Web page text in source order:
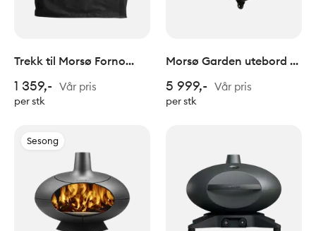
Trekk til Morsø Forno
og Garden bord
1 359,- Vår pris
per stk
Morsø Garden utebord til
5 999,- Vår pris
per stk
Sesong